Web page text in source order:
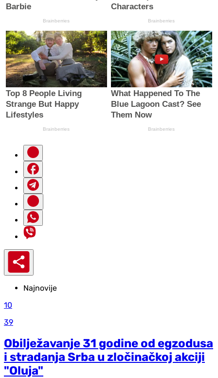
Najnovije
10
39
Obilježavanje 31 godine od egzodusa
i stradanja Srba u zločinačkoj akciji
"Oluja"